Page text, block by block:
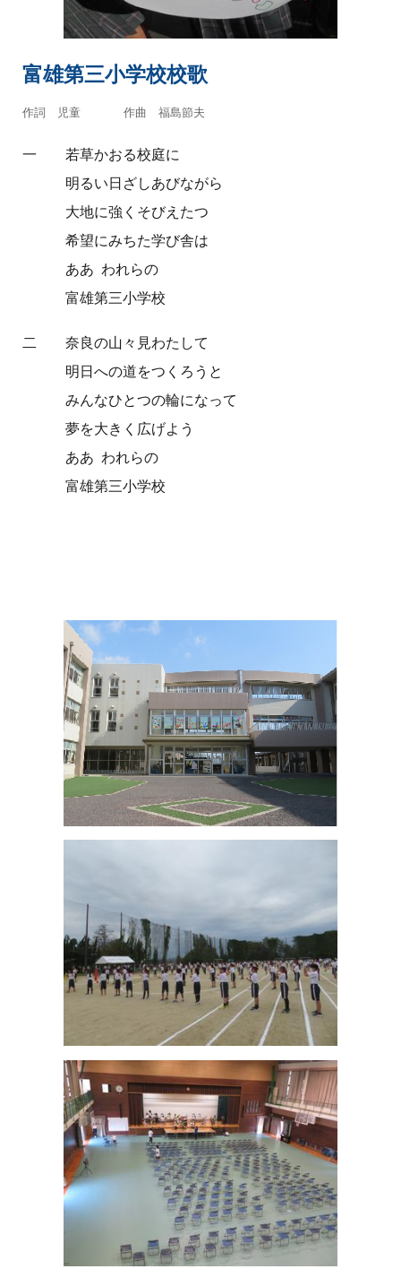
富雄第三小学校校歌
作詞 児童 作曲 福島節夫
一 若草かおる校庭に
明るい日ざしあびながら
大地に強くそびえたつ
希望にみちた学び舎は
ああ われらの
富雄第三小学校
二 奈良の山々見わたして
明日への道をつくろうと
みんなひとつの輪になって
夢を大きく広げよう
ああ われらの
富雄第三小学校